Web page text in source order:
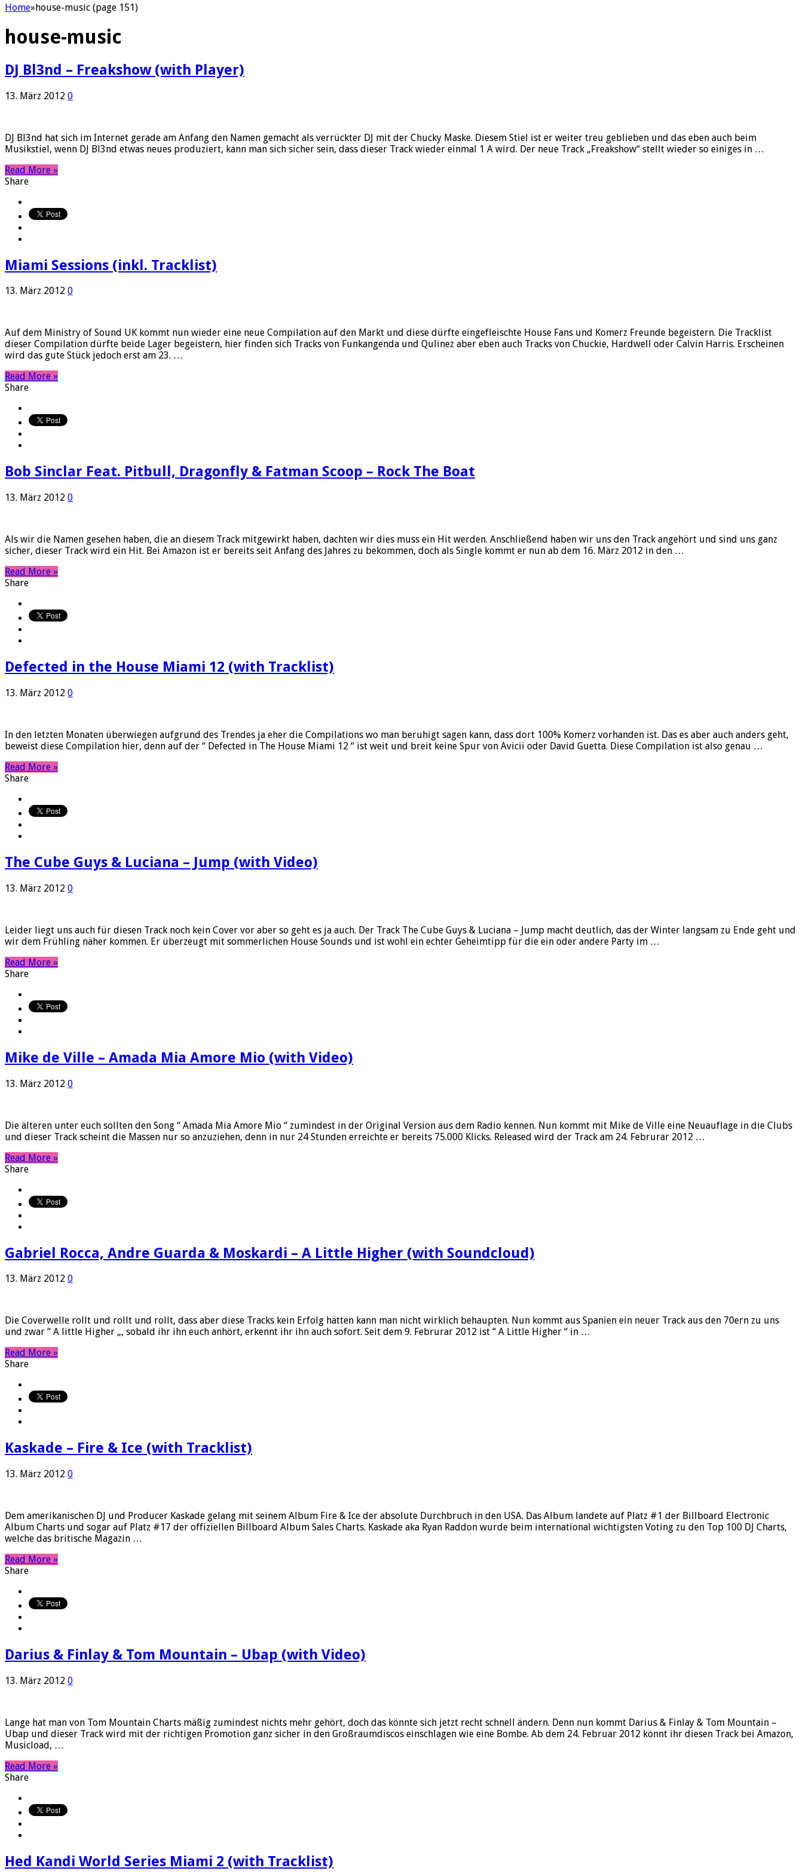
Home»house-music (page 151)
house-music
DJ Bl3nd – Freakshow (with Player)
13. März 2012 0
DJ Bl3nd hat sich im Internet gerade am Anfang den Namen gemacht als verrückter DJ mit der Chucky Maske. Diesem Stiel ist er weiter treu geblieben und das eben auch beim
Musikstiel, wenn DJ Bl3nd etwas neues produziert, kann man sich sicher sein, dass dieser Track wieder einmal 1 A wird. Der neue Track „Freakshow“ stellt wieder so einiges in …
Read More »
Share
Miami Sessions (inkl. Tracklist)
13. März 2012 0
Auf dem Ministry of Sound UK kommt nun wieder eine neue Compilation auf den Markt und diese dürfte eingefleischte House Fans und Komerz Freunde begeistern. Die Tracklist
dieser Compilation dürfte beide Lager begeistern, hier finden sich Tracks von Funkangenda und Qulinez aber eben auch Tracks von Chuckie, Hardwell oder Calvin Harris. Erscheinen
wird das gute Stück jedoch erst am 23. …
Read More »
Share
Bob Sinclar Feat. Pitbull, Dragonfly & Fatman Scoop – Rock The Boat
13. März 2012 0
Als wir die Namen gesehen haben, die an diesem Track mitgewirkt haben, dachten wir dies muss ein Hit werden. Anschließend haben wir uns den Track angehört und sind uns ganz
sicher, dieser Track wird ein Hit. Bei Amazon ist er bereits seit Anfang des Jahres zu bekommen, doch als Single kommt er nun ab dem 16. März 2012 in den …
Read More »
Share
Defected in the House Miami 12 (with Tracklist)
13. März 2012 0
In den letzten Monaten überwiegen aufgrund des Trendes ja eher die Compilations wo man beruhigt sagen kann, dass dort 100% Komerz vorhanden ist. Das es aber auch anders geht,
beweist diese Compilation hier, denn auf der “ Defected in The House Miami 12 “ ist weit und breit keine Spur von Avicii oder David Guetta. Diese Compilation ist also genau …
Read More »
Share
The Cube Guys & Luciana – Jump (with Video)
13. März 2012 0
Leider liegt uns auch für diesen Track noch kein Cover vor aber so geht es ja auch. Der Track The Cube Guys & Luciana – Jump macht deutlich, das der Winter langsam zu Ende geht und
wir dem Frühling näher kommen. Er überzeugt mit sommerlichen House Sounds und ist wohl ein echter Geheimtipp für die ein oder andere Party im …
Read More »
Share
Mike de Ville – Amada Mia Amore Mio (with Video)
13. März 2012 0
Die älteren unter euch sollten den Song “ Amada Mia Amore Mio “ zumindest in der Original Version aus dem Radio kennen. Nun kommt mit Mike de Ville eine Neuauflage in die Clubs
und dieser Track scheint die Massen nur so anzuziehen, denn in nur 24 Stunden erreichte er bereits 75.000 Klicks. Released wird der Track am 24. Februrar 2012 …
Read More »
Share
Gabriel Rocca, Andre Guarda & Moskardi – A Little Higher (with Soundcloud)
13. März 2012 0
Die Coverwelle rollt und rollt und rollt, dass aber diese Tracks kein Erfolg hätten kann man nicht wirklich behaupten. Nun kommt aus Spanien ein neuer Track aus den 70ern zu uns
und zwar “ A little Higher „, sobald ihr ihn euch anhört, erkennt ihr ihn auch sofort. Seit dem 9. Februrar 2012 ist “ A Little Higher “ in …
Read More »
Share
Kaskade – Fire & Ice (with Tracklist)
13. März 2012 0
Dem amerikanischen DJ und Producer Kaskade gelang mit seinem Album Fire & Ice der absolute Durchbruch in den USA. Das Album landete auf Platz #1 der Billboard Electronic
Album Charts und sogar auf Platz #17 der offiziellen Billboard Album Sales Charts. Kaskade aka Ryan Raddon wurde beim international wichtigsten Voting zu den Top 100 DJ Charts,
welche das britische Magazin …
Read More »
Share
Darius & Finlay & Tom Mountain – Ubap (with Video)
13. März 2012 0
Lange hat man von Tom Mountain Charts mäßig zumindest nichts mehr gehört, doch das könnte sich jetzt recht schnell ändern. Denn nun kommt Darius & Finlay & Tom Mountain –
Ubap und dieser Track wird mit der richtigen Promotion ganz sicher in den Großraumdiscos einschlagen wie eine Bombe. Ab dem 24. Februar 2012 könnt ihr diesen Track bei Amazon,
Musicload, …
Read More »
Share
Hed Kandi World Series Miami 2 (with Tracklist)